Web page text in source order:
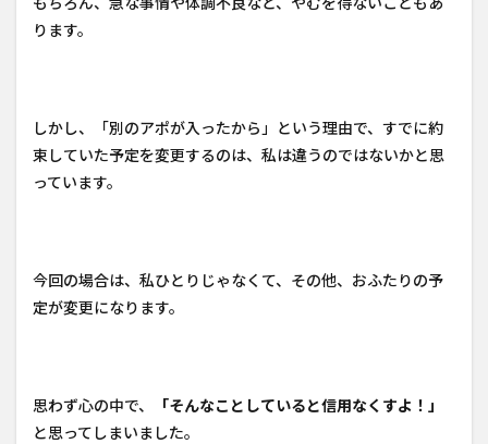
ります。
しかし、「別のアポが入ったから」という理由で、すでに約
束していた予定を変更するのは、私は違うのではないかと思
っています。
今回の場合は、私ひとりじゃなくて、その他、おふたりの予
定が変更になります。
思わず心の中で、
「そんなことしていると信用なくすよ！」
と思ってしまいました。